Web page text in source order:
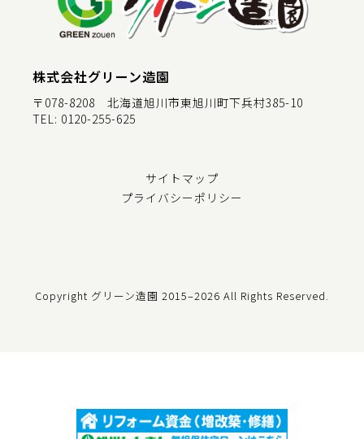
株式会社グリーン造園
〒078-8208 北海道旭川市東旭川町下兵村385-10
TEL: 0120-255-625
サイトマップ
プライバシーポリシー
Copyright グリーン造園 2015–2026 All Rights Reserved.